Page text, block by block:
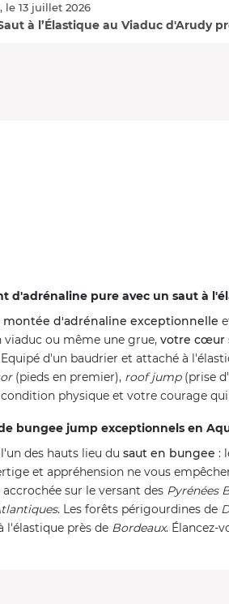
le 13 juillet 2026
à l’Élastique au Viaduc d'Arudy
d'adrénaline pure avec un saut à
montée d'adrénaline exceptionnelle
viaduc ou même une grue, votre cœur
d'un baudrier et attaché à
(pieds en premier), roof jump(prise
physique et votre courage
bungee jump exceptionnels en
des hauts lieu du saut en bungee :
et appréhension ne vous
sur le versant des Pyrénées
. Les forêts périgourdines de
l'élastique près de Bordeaux. Élancez-